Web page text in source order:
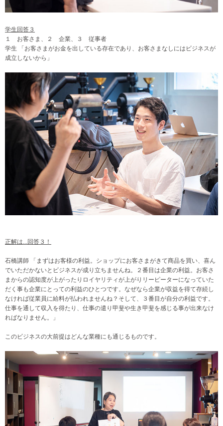
学生回答３
１ お客さま、２ 企業、３ 従事者
学生 「お客さまがお金を出している存在であり、お客さまなしにはビジネスが
成立しないから」
正解は...回答３！
石橋講師 「まずはお客様の利益。ショップにお客さまがきて商品を買い、 喜ん
でいただかないとビジネスが成り立ちませんね。
２番目は企業の利益。 お客さ
まからの認知度が上がったりロイヤリティが上がりリーピーターになっていた
だく事も企業にとっての利益のひとつです。 なぜなら企業が収益を得て存続し
なければ従業員に給料が払われま せんね？そして、３番目が自分の利益です。
仕事を通して収入を得たり、 仕事の遣り甲斐や生き甲斐を感じる事が出来なけ
ればなりません。」
このビジネスの大前提はどんな業種にも通じるものです。